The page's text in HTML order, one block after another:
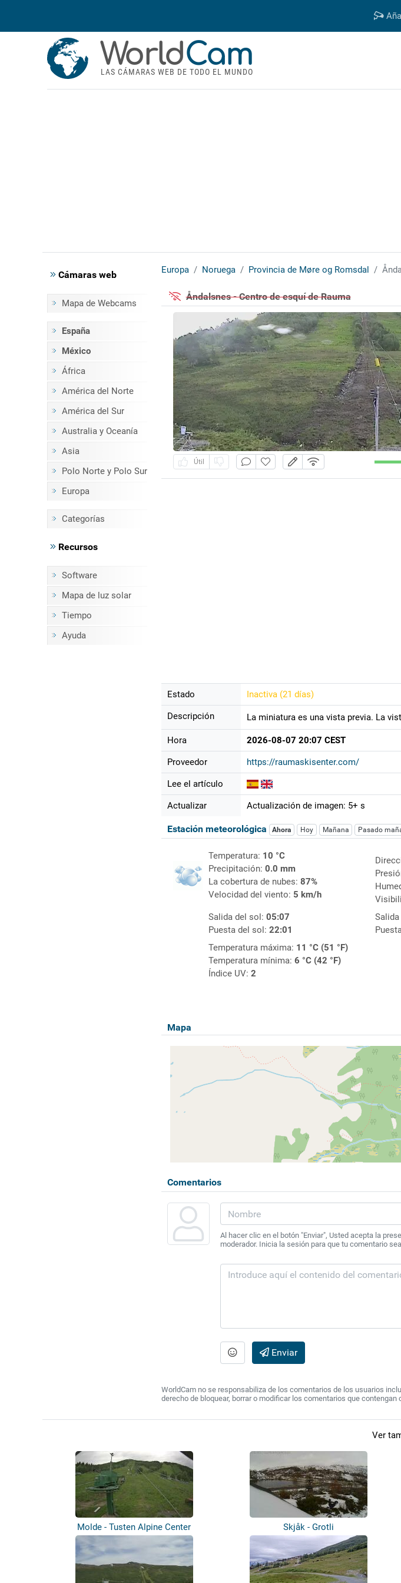
WorldCam
LAS CÁMARAS WEB DE TODO EL MUNDO
Cámaras web
Mapa de Webcams
España
México
África
América del Norte
América del Sur
Australia y Oceanía
Asia
Polo Norte y Polo Sur
Europa
Categorías
Recursos
Software
Mapa de luz solar
Tiempo
Ayuda
Europa Noruega Provincia de Møre og Romsdal
Åndalsnes - Centro de esquí de Rauma
Útil
Estado Inactiva (21 días)
Descripción La miniatura es una vista previa. La
Hora 2026-08-07 20:07 CEST
Proveedor https://raumaskisenter.com/
Lee el artículo
Actualizar Actualización de imagen: 5+ s
Estación meteorológica Ahora Hoy Mañana Pasado
Temperatura: 10 °C
Precipitación: 0.0 mm
La cobertura de nubes: 87%
Velocidad del viento: 5 km/h
Salida del sol: 05:07
Puesta del sol: 22:01
Temperatura máxima: 11 °C (51 °F)
Temperatura mínima: 6 °C (42 °F)
Índice UV: 2
Mapa
Comentarios
Al hacer clic en el botón "Enviar", Usted acepta la
moderador. Inicia la sesión para que tu comentario
Enviar
WorldCam no se responsabiliza de los comentarios de los usuarios
derecho de bloquear, borrar o modificar los comentarios que
Ver
Molde - Tusten Alpine Center Skjåk - Grotli